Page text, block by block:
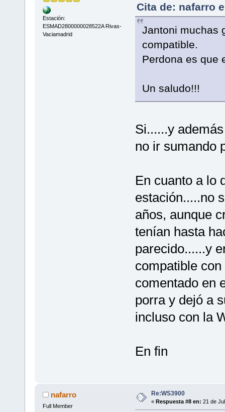
Estación:
ESMAD2800000028522A Rivas-
Vaciamadrid
Cita de: nafarro
Jantoni muchas
compatible.
Perdona es que
Un saludo!!!
Si......y
no ir sumando
En cuanto a lo
estación.....no
años, aunque
tenían hasta
parecido......y
compatible
comentado en
porra y dejó a
incluso con la
En fin
nafarro
Full Member
Re:WS3900
« Respuesta #8 en: 21 de